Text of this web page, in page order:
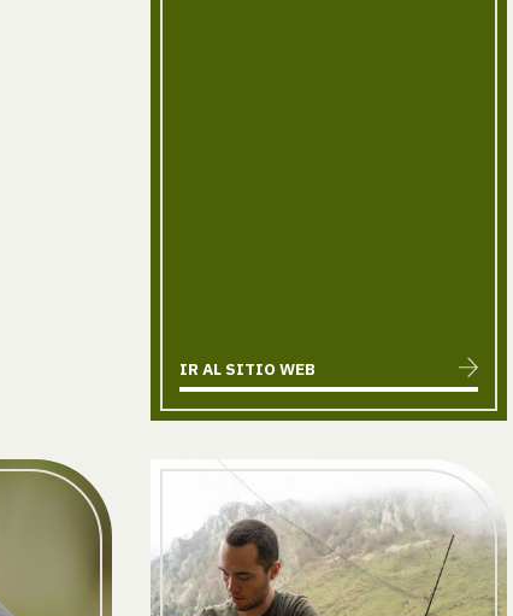
IR AL SITIO WEB